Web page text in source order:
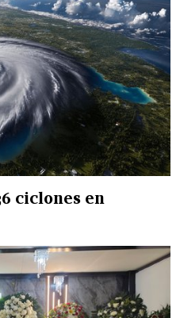
ciclones en